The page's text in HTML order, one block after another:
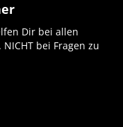
Dir bei allen
bei Fragen zu